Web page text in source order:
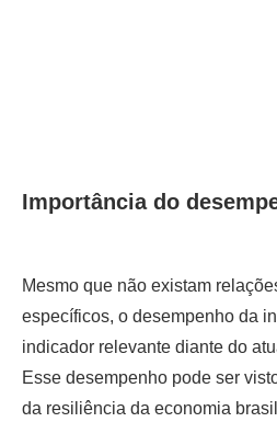
Importância do
Mesmo que não existam
específicos, o desempenho da
indicador relevante diante do
Esse desempenho pode ser
da resiliência da economia